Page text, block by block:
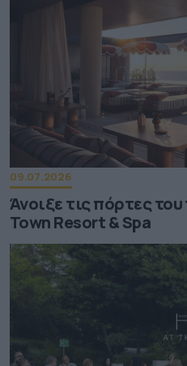
09.07.2026
Άνοιξε τις πόρτες
Town Resort & Spa